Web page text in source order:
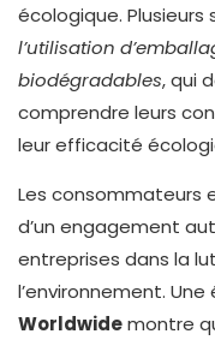
écologique.
l’utilisation
biodégradables, qui
comprendre leurs
leur efficacité
Les consommateurs
d’un engagement
entreprises dans la
l’environnement.
Worldwidemontre